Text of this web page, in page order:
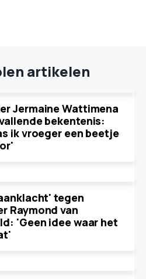
artikelen
Jermaine Wattimena
bekentenis:
ik vroeger een beetje
tegen
Raymond van
'Geen idee waar het